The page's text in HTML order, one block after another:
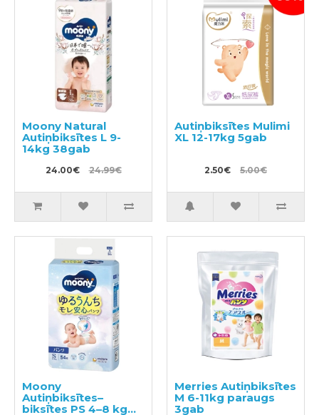
Moony Natural
Autiņbiksītes L 9-
14kg 38gab
24.00€ 24.99€
Autiņbiksītes Mulimi
XL 12-17kg 5gab
2.50€ 5.00€
Moony
Autiņbiksītes–
biksītes PS 4–8 kg
Merries Autiņbiksītes
M 6-11kg paraugs
3gab